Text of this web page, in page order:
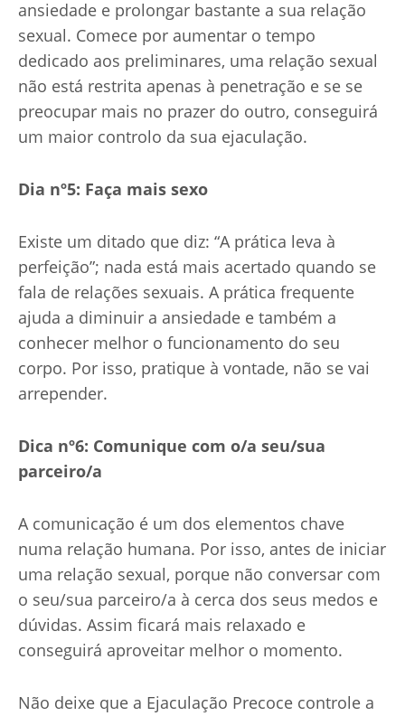
ansiedade e prolongar bastante a sua relação
sexual. Comece por aumentar o tempo
dedicado aos preliminares, uma relação sexual
não está restrita apenas à penetração e se se
preocupar mais no prazer do outro, conseguirá
um maior controlo da sua ejaculação.
Dia nº5: Faça mais sexo
Existe um ditado que diz: “A prática leva à
perfeição”; nada está mais acertado quando se
fala de relações sexuais. A prática frequente
ajuda a diminuir a ansiedade e também a
conhecer melhor o funcionamento do seu
corpo. Por isso, pratique à vontade, não se vai
arrepender.
Dica nº6: Comunique com o/a seu/sua
parceiro/a
A comunicação é um dos elementos chave
numa relação humana. Por isso, antes de iniciar
uma relação sexual, porque não conversar com
o seu/sua parceiro/a à cerca dos seus medos e
dúvidas. Assim ficará mais relaxado e
conseguirá aproveitar melhor o momento.
Não deixe que a Ejaculação Precoce controle a